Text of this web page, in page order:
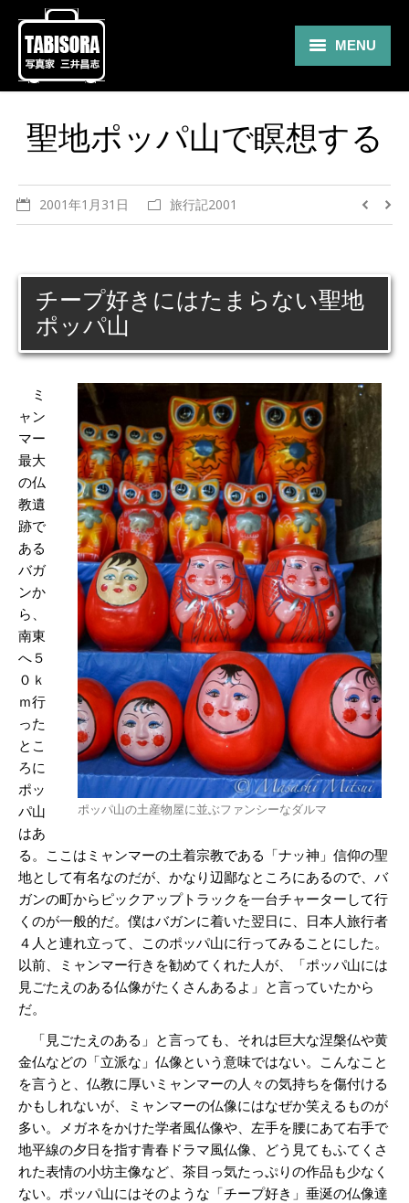
MENU
Gallery
Travel
About
Blog
Contact
聖地ポッパ山で瞑想する
2001年1月31日 旅行記2001
チープ好きにはたまらない聖地
ポッパ山
ポッパ山の土産物屋に並ぶファンシーなダルマ
ミ
ャン
マー
最大
の仏
教遺
跡で
ある
バガ
ンか
ら、
南東
へ５
０ｋ
ｍ行
った
とこ
ろに
ポッ
パ山
はあ
る。ここはミャンマーの土着宗教である「ナッ神」信仰の聖
地として有名なのだが、かなり辺鄙なところにあるので、バ
ガンの町からピックアップトラックを一台チャーターして行
くのが一般的だ。僕はバガンに着いた翌日に、日本人旅行者
４人と連れ立って、このポッパ山に行ってみることにした。
以前、ミャンマー行きを勧めてくれた人が、「ポッパ山には
見ごたえのある仏像がたくさんあるよ」と言っていたから
だ。
「見ごたえのある」と言っても、それは巨大な涅槃仏や黄
金仏などの「立派な」仏像という意味ではない。こんなこと
を言うと、仏教に厚いミャンマーの人々の気持ちを傷付ける
かもしれないが、ミャンマーの仏像にはなぜか笑えるものが
多い。メガネをかけた学者風仏像や、左手を腰にあて右手で
地平線の夕日を指す青春ドラマ風仏像、どう見てもふてくさ
れた表情の小坊主像など、茶目っ気たっぷりの作品も少なく
ない。ポッパ山にはそのような「チープ好き」垂涎の仏像達